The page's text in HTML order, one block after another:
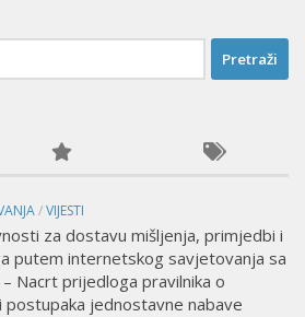
/VIJESTI
za dostavu mišljenja, primjedbi i
putem internetskog savjetovanja sa
– Nacrt prijedloga pravilnika o
jednostavne nabave